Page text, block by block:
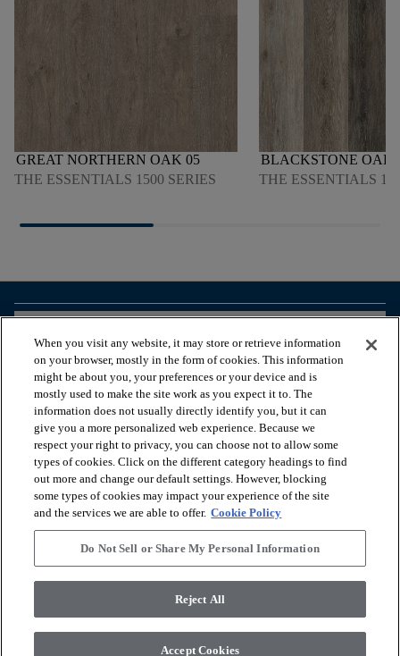
GREAT NORTHERN OAK 05
THE ESSENTIALS 1500 SERIES
BLACKSTONE OAK
THE ESSENTIALS
HANDIGE TOOLS
ONZE DIENSTEN
OVER ONS
inc., a Berkshire Hathaway Company
Privacybeleid
Algemene voorwaarden
Legal Disclosures
Accessibility Commitment Statement
When you visit any website, it may store or retrieve information
on your browser, mostly in the form of cookies. This information
might be about you, your preferences or your device and is
mostly used to make the site work as you expect it to. The
information does not usually directly identify you, but it can
give you a more personalized web experience. Because we
respect your right to privacy, you can choose not to allow some
types of cookies. Click on the different category headings to find
out more and change our default settings. However, blocking
some types of cookies may impact your experience of the site
and the services we are able to offer. Cookie Policy
Do Not Sell or Share My Personal Information
Reject All
Accept Cookies